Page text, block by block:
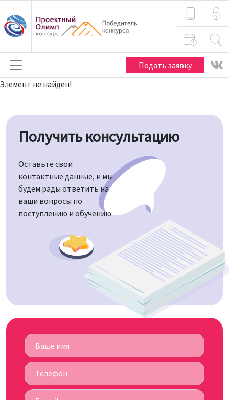
Подать заявку
Элемент не найден!
Получить консультацию
Оставьте свои
контактные данные, и мы
будем рады ответить на
ваши вопросы по
поступлению и обучению.